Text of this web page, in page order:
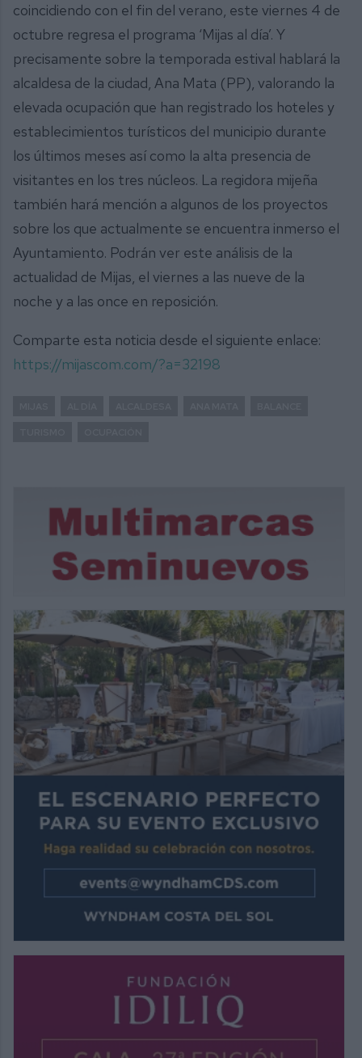
coincidiendo con el fin del verano, este viernes 4 de
octubre regresa el programa ‘Mijas al día’. Y
precisamente sobre la temporada estival hablará la
alcaldesa de la ciudad, Ana Mata (PP), valorando la
elevada ocupación que han registrado los hoteles y
establecimientos turísticos del municipio durante
los últimos meses así como la alta presencia de
visitantes en los tres núcleos. La regidora mijeña
también hará mención a algunos de los proyectos
sobre los que actualmente se encuentra inmerso el
Ayuntamiento. Podrán ver este análisis de la
actualidad de Mijas, el viernes a las nueve de la
noche y a las once en reposición.
Comparte esta noticia desde el siguiente enlace:
https://mijascom.com/?a=32198